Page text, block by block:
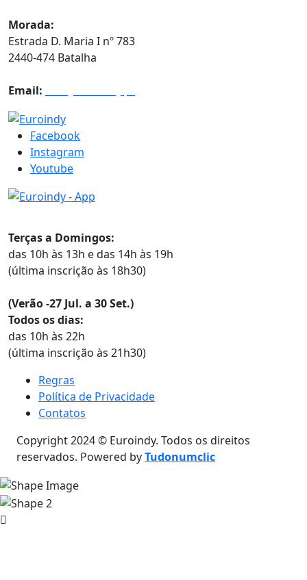
Morada:
Estrada D. Maria I nº 783
2440-474 Batalha
Email:
Facebook
Instagram
Youtube
Terças a Domingos:
das 10h às 13h e das 14h às 19h
(última inscrição às 18h30)
(Verão -27 Jul. a 30 Set.)
Todos os dias:
das 10h às 22h
(última inscrição às 21h30)
Regras
Política de Privacidade
Contatos
Copyright 2024 © Euroindy. Todos os direitos
reservados. Powered byTudonumclic